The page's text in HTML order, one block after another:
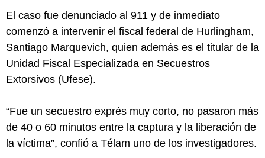
El caso fue denunciado al 911 y de inmediato
comenzó a intervenir el fiscal federal de Hurlingham,
Santiago Marquevich, quien además es el titular de la
Unidad Fiscal Especializada en Secuestros
Extorsivos (Ufese).
“Fue un secuestro exprés muy corto, no pasaron más
de 40 o 60 minutos entre la captura y la liberación de
la víctima”, confió a Télam uno de los investigadores.